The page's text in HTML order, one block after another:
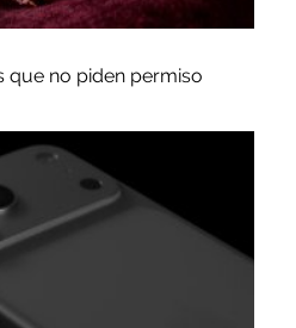
que no piden permiso